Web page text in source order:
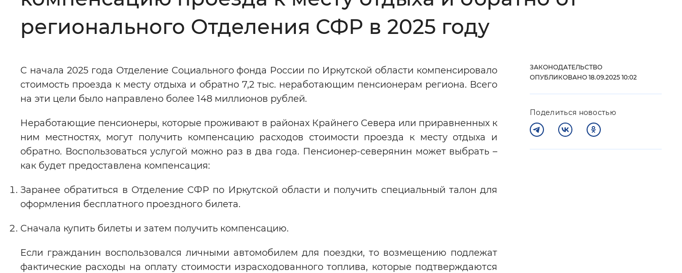
Звуковой ассистент: Воспроизвести Остановить
Вернуть стандартные настройки
регионального Отделения СФР в 2025 году
С начала 2025 года Отделение Социального фонда России по Иркутской области компенсировало
стоимость проезда к месту отдыха и обратно 7,2 тыс. неработающим пенсионерам региона. Всего
на эти цели было направлено более 148 миллионов рублей.
Неработающие пенсионеры, которые проживают в районах Крайнего Севера или приравненных к
ним местностях, могут получить компенсацию расходов стоимости проезда к месту отдыха и
обратно. Воспользоваться услугой можно раз в два года. Пенсионер-северянин может выбрать –
как будет предоставлена компенсация:
Заранее обратиться в Отделение СФР по Иркутской области и получить специальный талон для
оформления бесплатного проездного билета.
Сначала купить билеты и затем получить компенсацию.
Если гражданин воспользовался личными автомобилем для поездки, то возмещению подлежат
фактические расходы на оплату стоимости израсходованного топлива, которые подтверждаются
ЗАКОНОДАТЕЛЬСТВО
ОПУБЛИКОВАНО 18.09.2025 10:02
Поделиться новостью